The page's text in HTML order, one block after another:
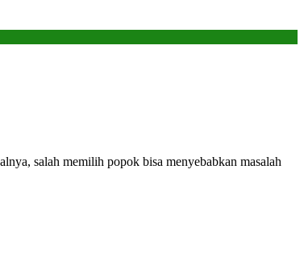
salah memilih popok bisa menyebabkan masalah